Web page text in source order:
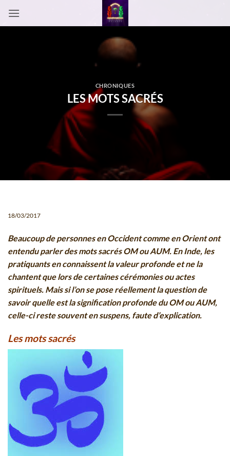
CHRONIQUES
LES MOTS SACRÉS
18/03/2017
Beaucoup de personnes en Occident comme en Orient ont
entendu parler des mots sacrés OM ou AUM. En Inde, les
pratiquants en connaissent la valeur profonde et ne la
chantent que lors de certaines cérémonies ou actes
spirituels. Mais si l’on se pose réellement la question de
savoir quelle est la signification profonde du OM ou AUM,
celle-ci reste souvent en suspens, faute d’explication.
Les mots sacrés